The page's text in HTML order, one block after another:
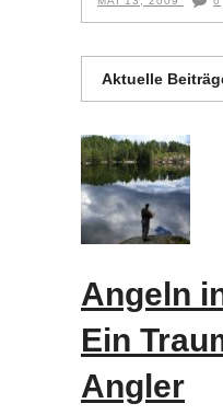
Aktuelle
Angeln
Ein
Angler